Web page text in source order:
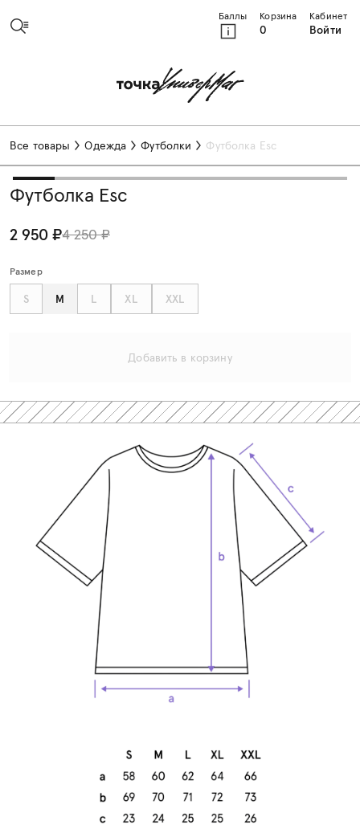
Баллы Корзина
0
Кабинет
Войти
Все товары Одежда Футболки Футболка Esc
Футболка Esc
2 950 ₽4 250 ₽
Размер
S M L XL XXL
Добавить в корзину